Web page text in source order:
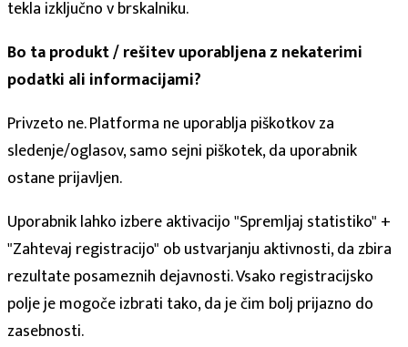
tekla izključno v brskalniku.
Bo ta produkt / rešitev uporabljena z nekaterimi
podatki ali informacijami?
Privzeto ne. Platforma ne uporablja piškotkov za
sledenje/oglasov, samo sejni piškotek, da uporabnik
ostane prijavljen.
Uporabnik lahko izbere aktivacijo "Spremljaj statistiko" +
"Zahtevaj registracijo" ob ustvarjanju aktivnosti, da zbira
rezultate posameznih dejavnosti. Vsako registracijsko
polje je mogoče izbrati tako, da je čim bolj prijazno do
zasebnosti.